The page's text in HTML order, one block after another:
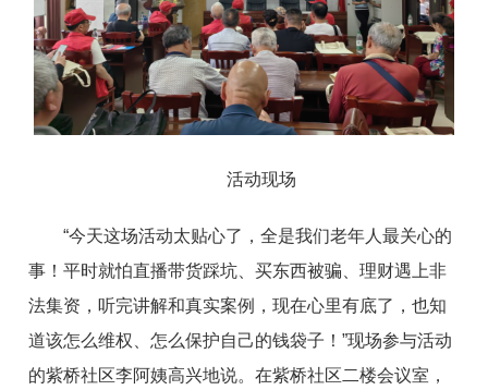
活动现场
“今天这场活动太贴心了，全是我们老年人最关心的
事！平时就怕直播带货踩坑、买东西被骗、理财遇上非
法集资，听完讲解和真实案例，现在心里有底了，也知
道该怎么维权、怎么保护自己的钱袋子！”现场参与活动
的紫桥社区李阿姨高兴地说。在紫桥社区二楼会议室，